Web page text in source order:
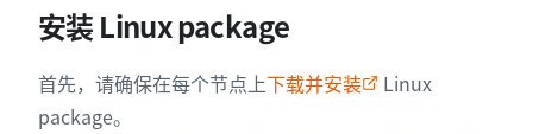
安装 Linux package
首先，请确保在每个节点上下载并安装
Linux
package。